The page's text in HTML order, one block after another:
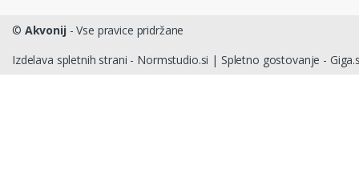
© Akvonij- Vse pravice pridržane
Izdelava spletnih strani - Normstudio.si | Spletno gostovanje -